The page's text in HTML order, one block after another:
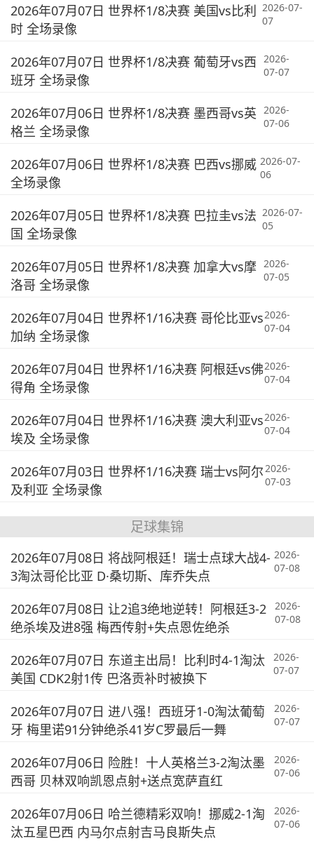
2026年07月07日 世界杯1/8决赛 美国vs比利
时 全场录像
2026-07-
07
2026年07月07日 世界杯1/8决赛 葡萄牙vs西
班牙 全场录像
2026-
07-07
2026年07月06日 世界杯1/8决赛 墨西哥vs英
格兰 全场录像
2026-
07-06
2026年07月06日 世界杯1/8决赛 巴西vs挪威
全场录像
2026-07-
06
2026年07月05日 世界杯1/8决赛 巴拉圭vs法
国 全场录像
2026-07-
05
2026年07月05日 世界杯1/8决赛 加拿大vs摩
洛哥 全场录像
2026-
07-05
2026年07月04日 世界杯1/16决赛 哥伦比亚vs
加纳 全场录像
2026-
07-04
2026年07月04日 世界杯1/16决赛 阿根廷vs佛
得角 全场录像
2026-
07-04
2026年07月04日 世界杯1/16决赛 澳大利亚vs
埃及 全场录像
2026-
07-04
2026年07月03日 世界杯1/16决赛 瑞士vs阿尔
及利亚 全场录像
2026-
07-03
足球集锦
2026年07月08日 将战阿根廷！瑞士点球大战4-
3淘汰哥伦比亚 D·桑切斯、库乔失点
2026-
07-08
2026年07月08日 让2追3绝地逆转！阿根廷3-2
绝杀埃及进8强 梅西传射+失点恩佐绝杀
2026-
07-08
2026年07月07日 东道主出局！比利时4-1淘汰
美国 CDK2射1传 巴洛贡补时被换下
2026-
07-07
2026年07月07日 进八强！西班牙1-0淘汰葡萄
牙 梅里诺91分钟绝杀41岁C罗最后一舞
2026-
07-07
2026年07月06日 险胜！十人英格兰3-2淘汰墨
西哥 贝林双响凯恩点射+送点宽萨直红
2026-
07-06
2026年07月06日 哈兰德精彩双响！挪威2-1淘
汰五星巴西 内马尔点射吉马良斯失点
2026-
07-06